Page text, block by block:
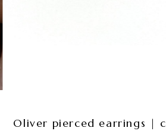
Oliver pierced earrings |